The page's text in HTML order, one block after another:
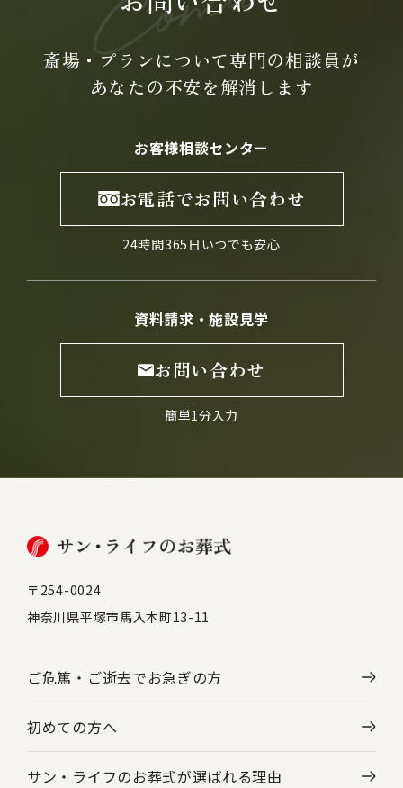
斎場・プランについて専門の相談員が
あなたの不安を解消します
お客様相談センター
お電話でお問い合わせ
24時間365日いつでも安心
資料請求・施設見学
お問い合わせ
簡単1分入力
〒254-0024
神奈川県平塚市馬入本町13-11
ご危篤・ご逝去でお急ぎの方
初めての方へ
サン・ライフのお葬式が選ばれる理由